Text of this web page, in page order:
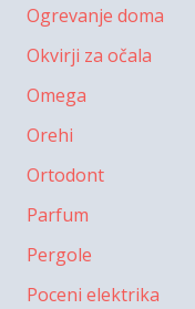
Ogrevanje doma
Okvirji za očala
Omega
Orehi
Ortodont
Parfum
Pergole
Poceni elektrika